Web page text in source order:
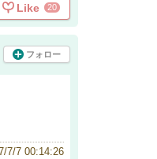
Like 20
フォロー
7/7 00:14:26